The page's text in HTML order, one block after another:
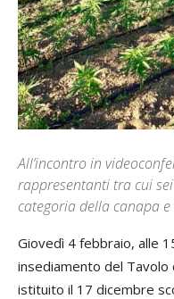
All’incontro in
rappresentanti tra cui
categoria della canapa
Giovedì 4 febbraio, alle
insediamento del Tavolo
istituito il 17 dicembre